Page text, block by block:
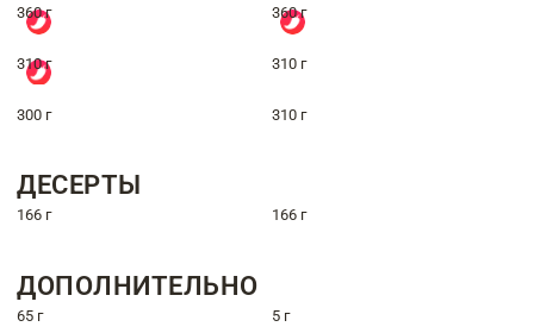
360 г 360 г
310 г 310 г
300 г 310 г
ДЕСЕРТЫ
166 г 166 г
ДОПОЛНИТЕЛЬНО
65 г 5 г